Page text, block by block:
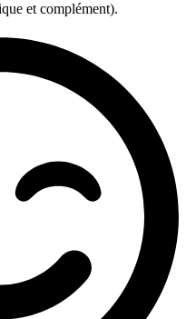
et complément).